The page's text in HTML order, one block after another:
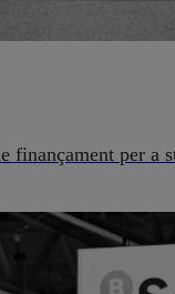
finançament per a